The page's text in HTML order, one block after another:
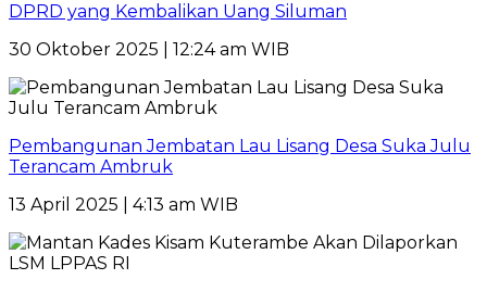
DPRD yang Kembalikan Uang Siluman
30 Oktober 2025 | 12:24 am WIB
Pembangunan Jembatan Lau Lisang Desa Suka Julu
Terancam Ambruk
13 April 2025 | 4:13 am WIB